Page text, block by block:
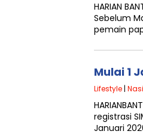
HARIAN
Sebelum
pemain
Mulai 1
Lifestyle |
registrasi
Januari